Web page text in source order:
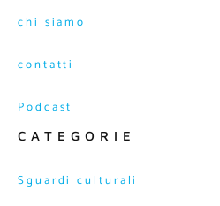
chi siamo
contatti
Podcast
CATEGORIE
Sguardi culturali